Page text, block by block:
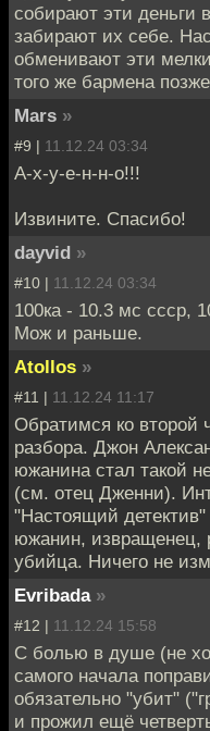
собирают эти деньги
забирают их себе.
обменивают эти
того же бармена
Mars »
#9 | 11.12.24 03:34
А-х-у-е-н-н-о!!!
Извините. Спасибо!
dayvid »
#10 | 11.12.24 03:34
100ка - 10.3 мс ссср,
Мож и раньше.
Atollos »
#11 | 11.12.24 11:17
Обратимся ко второй
разбора. Джон
южанина стал такой
(см. отец Дженни).
"Настоящий
южанин, извращенец,
убийца. Ничего не
Evribada »
#12 | 11.12.24 15:58
С болью в душе (не
самого начала
обязательно "убит"
и прожил ещё